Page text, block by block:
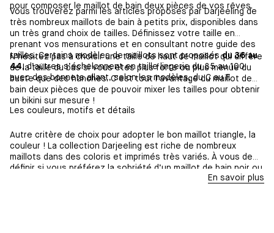
pour composer le maillot de bain deux pièces de vos rêves.
Vous trouverez parmi les articles proposés par Darjeeling de
très nombreux maillots de bain à petits prix, disponibles dans
un très grand choix de tailles. Définissez votre taille en
prenant vos mensurations et en consultant notre guide des
tailles. Certains modèles de maillots sont proposésdu 36 au
44, d’autres s’échelonnent en taille lingerie du 85 au 100
avec des bonnets allant, selon les modèles, du C au F.
N’hésitez pas à choisir une taille de haut de maillot qui diffère
de la taille du bas si vous êtes plus forte ou plus menue du
buste que des hanches. C’est tout l’avantage du maillot de
bain deux pièces que de pouvoir mixer les tailles pour obtenir
un bikini sur mesure !
Les couleurs, motifs et détails
Autre critère de choix pour adopter le bon maillot triangle, la
couleur ! La collection Darjeeling est riche de nombreux
maillots dans des coloris et imprimés très variés. À vous de
définir si vous préférez la sobriété d’un maillot de bain noir ou
rose, ou encore si vous souhaitez envelopper votre corps de
En savoir plus